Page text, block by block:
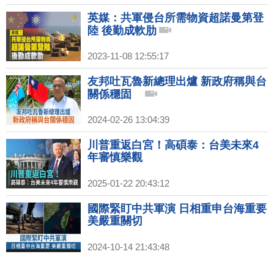
英媒：共軍侵台所需物資超諾曼第登
陸 後勤成軟肋
2023-11-08 12:55:17
友邦吐瓦魯新總理出爐 新政府稱與台
關係穩固
2024-02-26 13:04:39
川普重返白宮！高碩泰：台美未來4
年審慎樂觀
2025-01-22 20:43:12
國際緊盯中共軍演 日相重申台海重要
美嚴重關切
2024-10-14 21:43:48